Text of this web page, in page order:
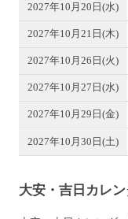
2027年10月20日(水)
2027年10月21日(木)
2027年10月26日(火)
2027年10月27日(水)
2027年10月29日(金)
2027年10月30日(土)
大安・吉日カレ